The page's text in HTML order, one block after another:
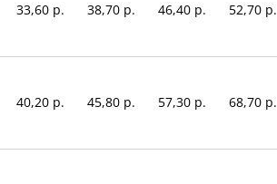
33,60 р. 38,70 р. 46,40 р. 52,70 р.
40,20 р. 45,80 р. 57,30 р. 68,70 р.